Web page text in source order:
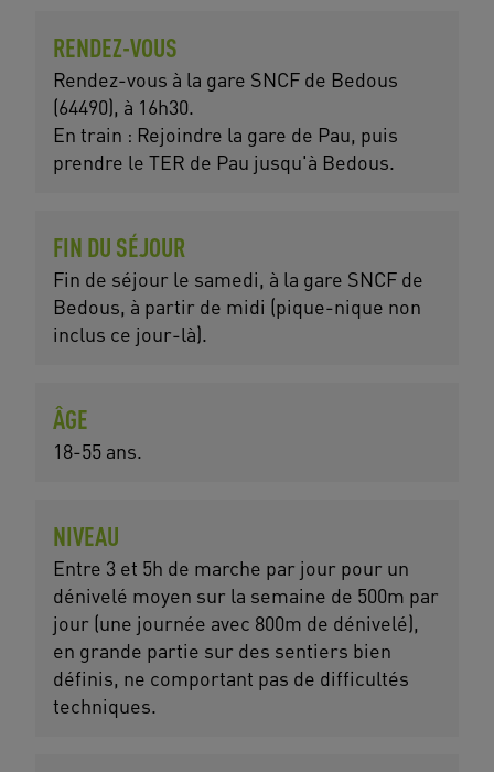
RENDEZ-VOUS
Rendez-vous à la gare SNCF de Bedous
(64490), à 16h30.
En train : Rejoindre la gare de Pau, puis
prendre le TER de Pau jusqu'à Bedous.
FIN DU SÉJOUR
Fin de séjour le samedi, à la gare SNCF de
Bedous, à partir de midi (pique-nique non
inclus ce jour-là).
ÂGE
18-55 ans.
NIVEAU
Entre 3 et 5h de marche par jour pour un
dénivelé moyen sur la semaine de 500m par
jour (une journée avec 800m de dénivelé),
en grande partie sur des sentiers bien
définis, ne comportant pas de difficultés
techniques.